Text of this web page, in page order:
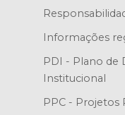
Informações
PDI - Plano de
Institucional
PPC - Projetos